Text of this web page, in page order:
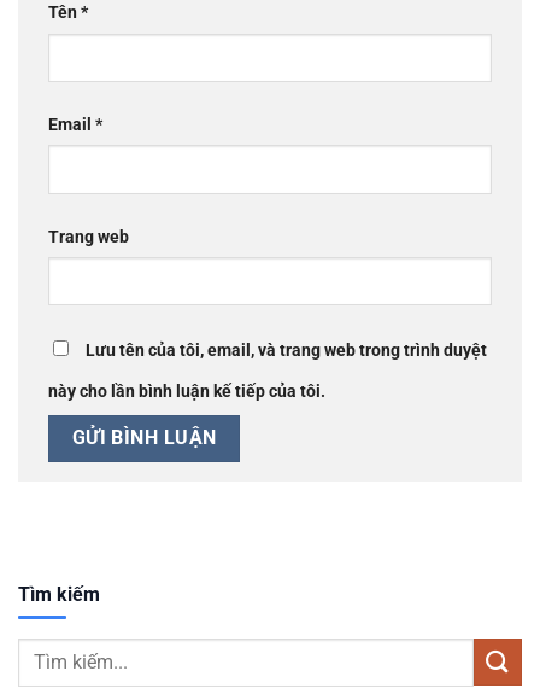
Tên*
Email *
Trang web
Lưu tên của tôi, email, và trang web trong trình duyệt
này cho lần bình luận kế tiếp của tôi.
Tìm kiếm